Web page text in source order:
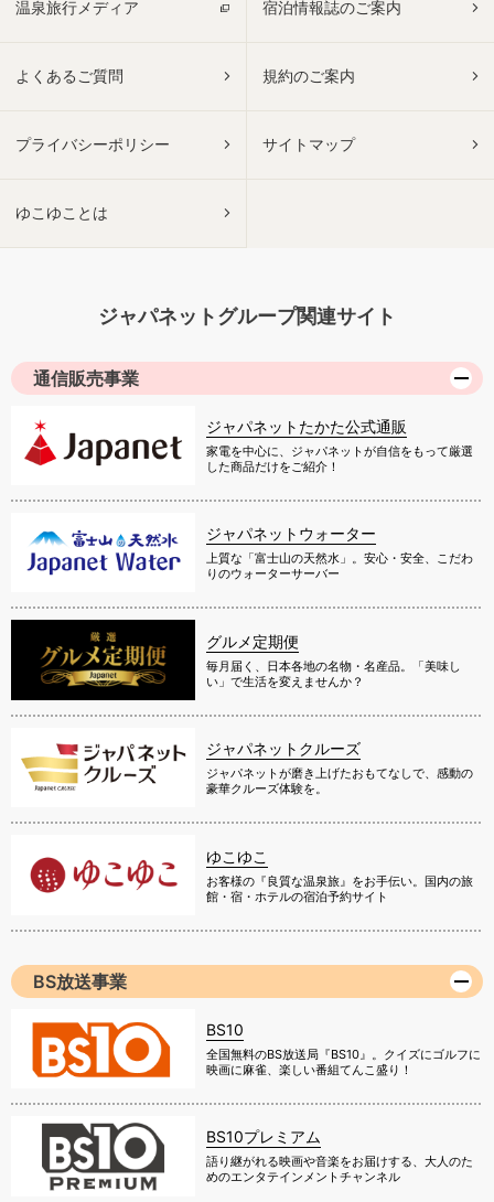
温泉旅行メディア 宿泊情報誌のご案内
よくあるご質問 規約のご案内
プライバシーポリシー サイトマップ
ゆこゆことは
ジャパネットグループ関連サイト
通信販売事業
ジャパネットたかた公式通販
家電を中心に、ジャパネットが自信をもって厳選
した商品だけをご紹介！
ジャパネットウォーター
上質な「富士山の天然水」。安心・安全、こだわ
りのウォーターサーバー
グルメ定期便
毎月届く、日本各地の名物・名産品。「美味し
い」で生活を変えませんか？
ジャパネットクルーズ
ジャパネットが磨き上げたおもてなしで、感動の
豪華クルーズ体験を。
ゆこゆこ
お客様の『良質な温泉旅』をお手伝い。国内の旅
館・宿・ホテルの宿泊予約サイト
BS放送事業
BS10
全国無料のBS放送局『BS10』。クイズにゴルフに
映画に麻雀、楽しい番組てんこ盛り！
BS10プレミアム
語り継がれる映画や音楽をお届けする、大人のた
めのエンタテインメントチャンネル